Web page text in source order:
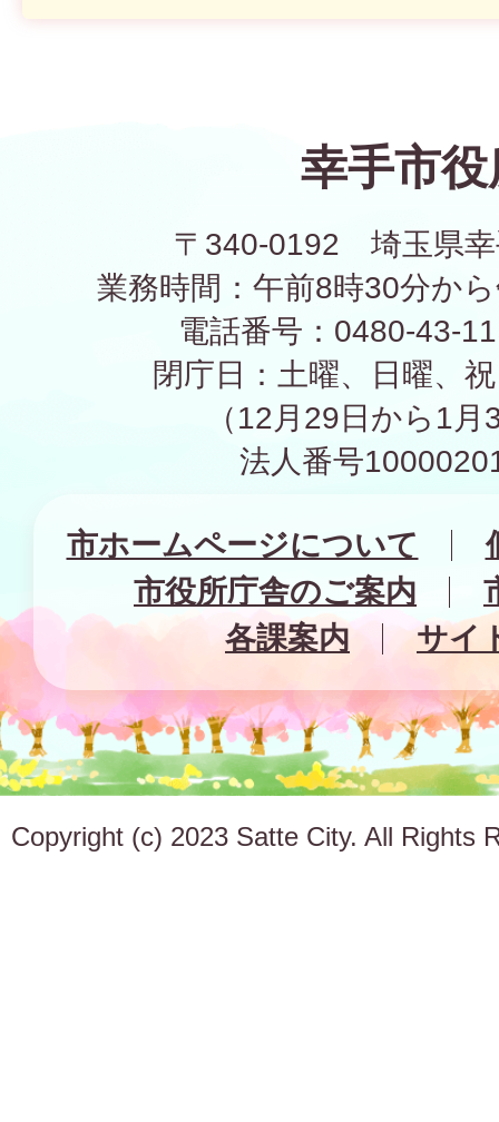
幸手市役
〒340-0192 埼玉県幸
業務時間：午前8時30分か
電話番号：0480-43-
閉庁日：土曜、日曜、
（12月29日から1
法人番号
市ホームページについて
市役所庁舎のご案内
各課案内
サイ
Copyright (c) 2023 Satte City. All Rights